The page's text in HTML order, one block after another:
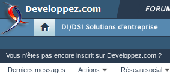
DI/DSI Solutions d'entreprise
Vous n'êtes pas encore inscrit sur Developpez.com ?
Derniers messages
Actions Réseau social